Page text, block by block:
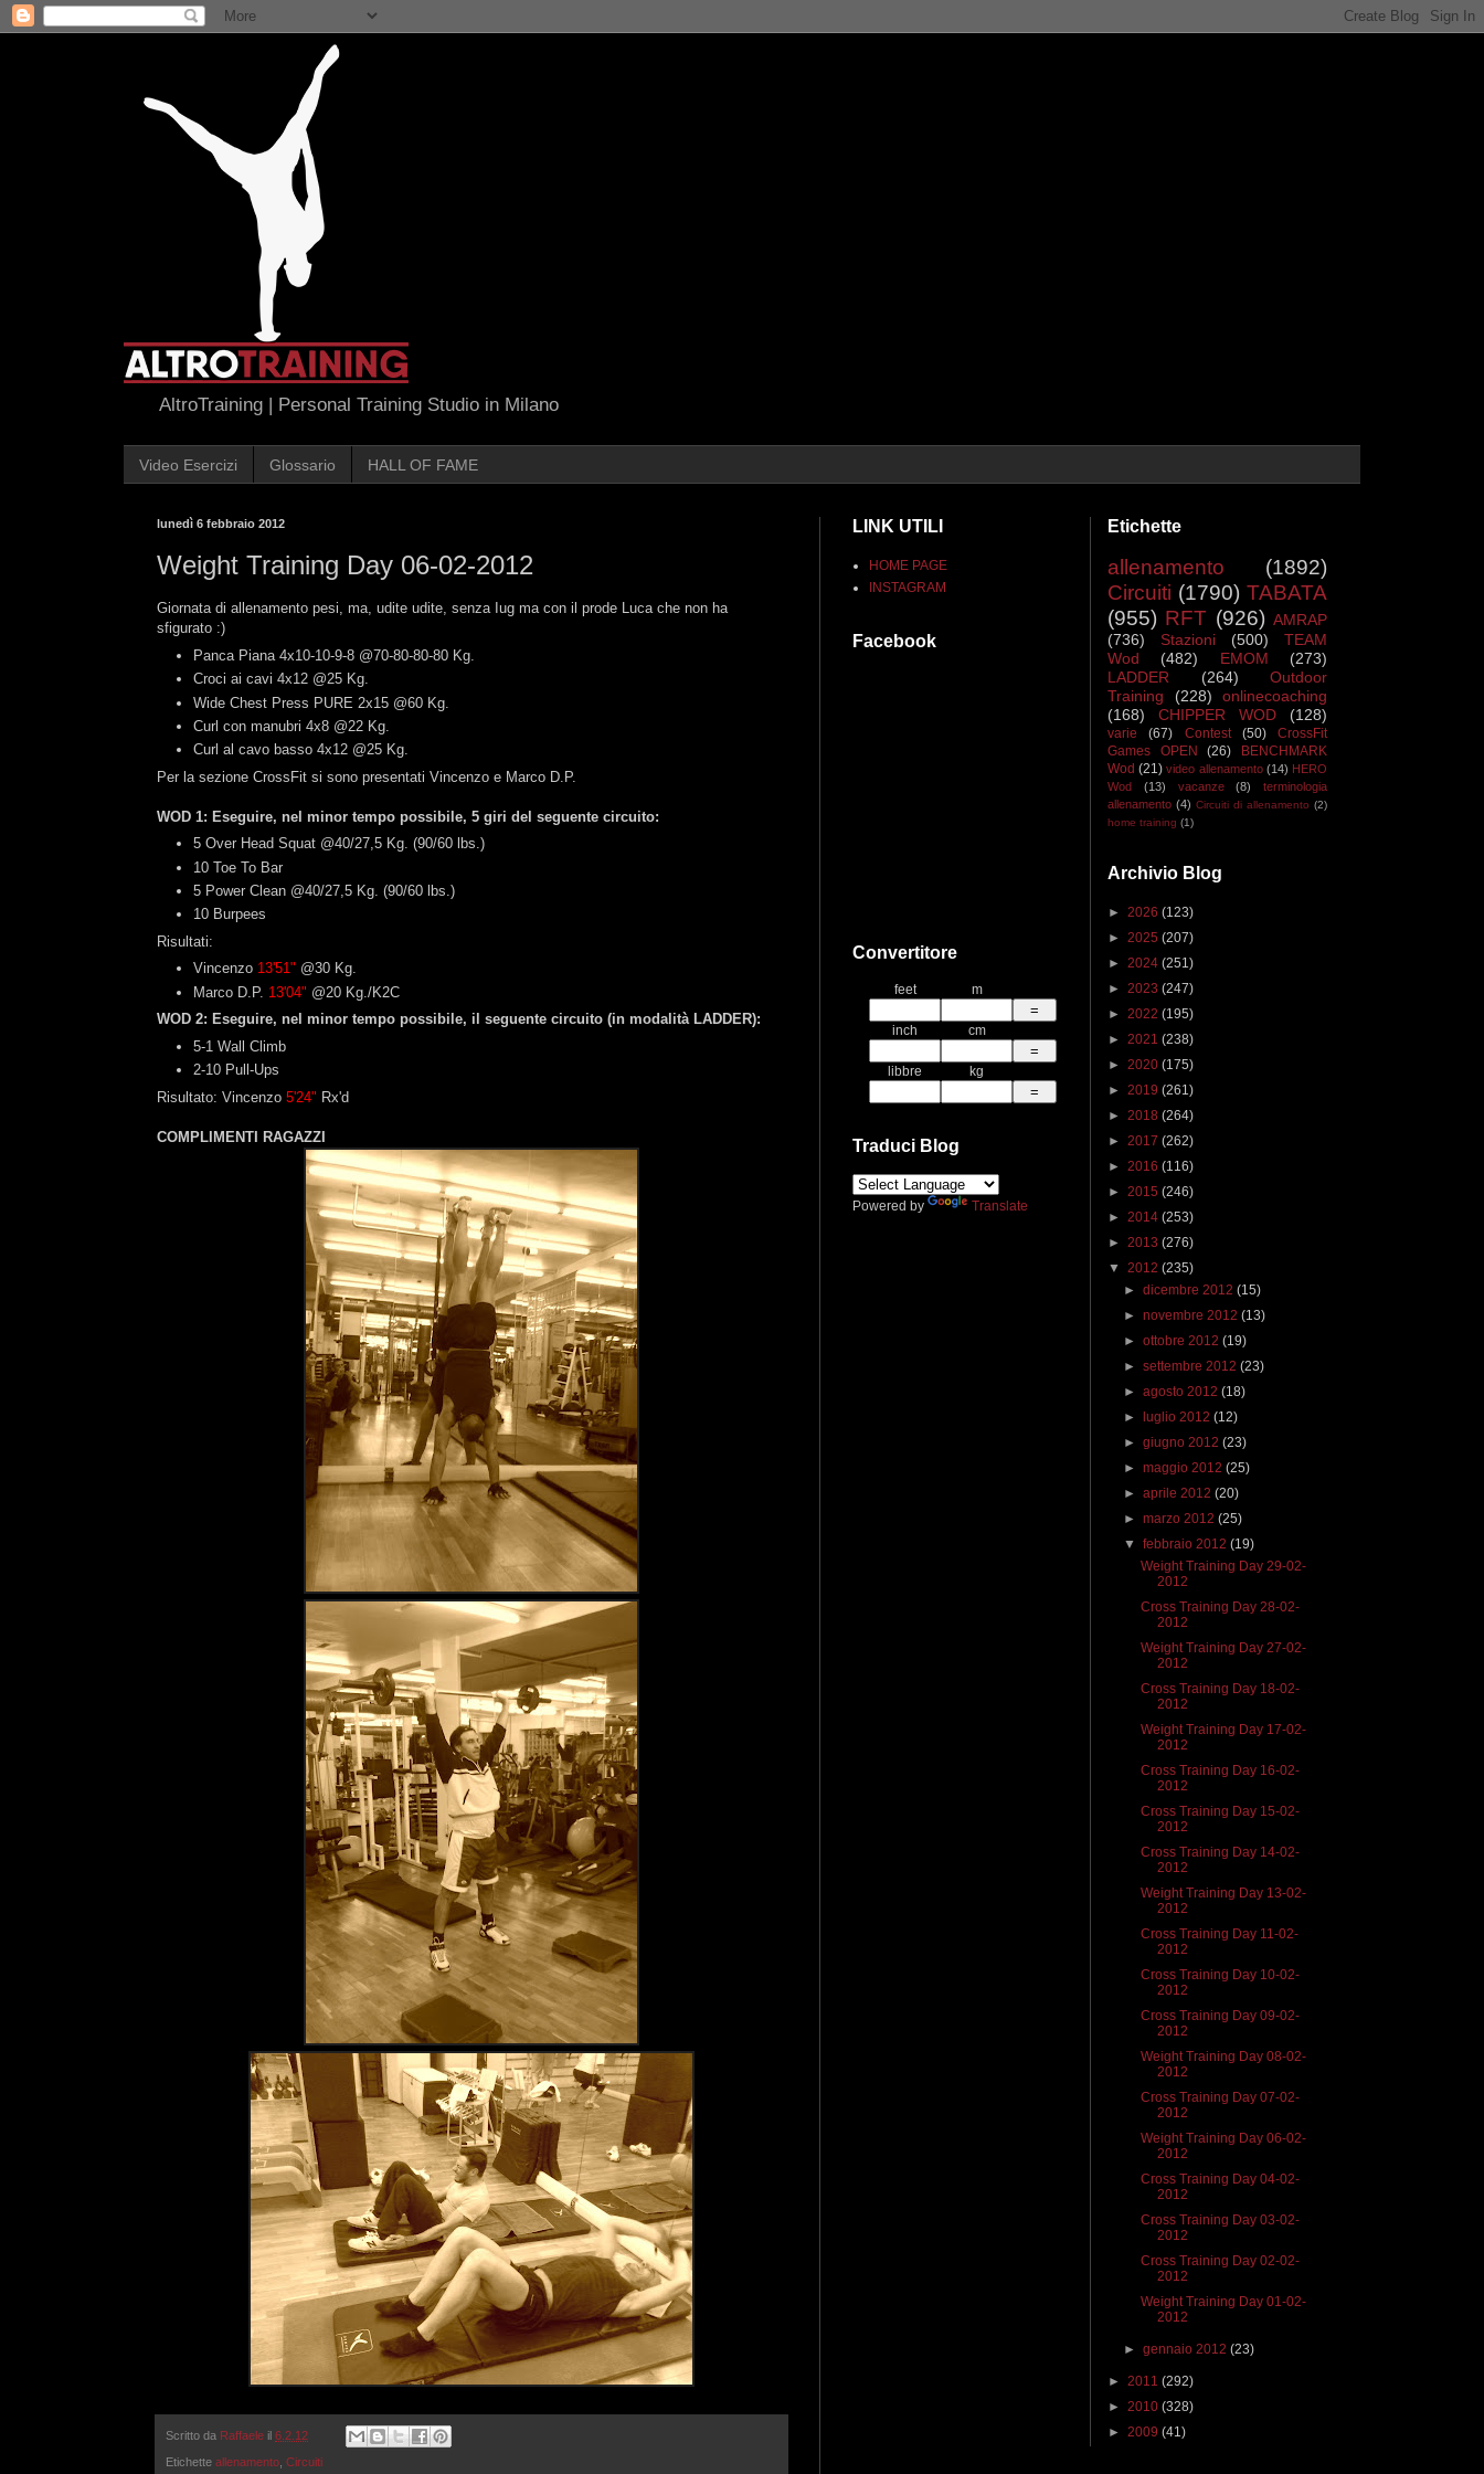
AltroTraining | Personal Training Studio in Milano
Video Esercizi Glossario HALL OF FAME
lunedì 6 febbraio 2012
Weight Training Day 06-02-2012
Giornata di allenamento pesi, ma, udite udite, senza Iug ma con il prode Luca che non ha
sfigurato :)
Panca Piana 4x10-10-9-8 @70-80-80-80 Kg.
Croci ai cavi 4x12 @25 Kg.
Wide Chest Press PURE 2x15 @60 Kg.
Curl con manubri 4x8 @22 Kg.
Curl al cavo basso 4x12 @25 Kg.
Per la sezione CrossFit si sono presentati Vincenzo e Marco D.P.
WOD 1: Eseguire, nel minor tempo possibile, 5 giri del seguente circuito:
5 Over Head Squat @40/27,5 Kg. (90/60 lbs.)
10 Toe To Bar
5 Power Clean @40/27,5 Kg. (90/60 lbs.)
10 Burpees
Risultati:
Vincenzo 13'51" @30 Kg.
Marco D.P. 13'04" @20 Kg./K2C
WOD 2: Eseguire, nel minor tempo possibile, il seguente circuito (in modalità LADDER):
5-1 Wall Climb
2-10 Pull-Ups
Risultato: Vincenzo 5'24" Rx'd
COMPLIMENTI RAGAZZI
Scritto da Raffaele il 6.2.12
Etichette allenamento Circuiti
LINK UTILI
HOME PAGE
INSTAGRAM
Facebook
Convertitore
feet m
inch cm
libbre kg
Traduci Blog
Powered by Translate
Etichette
allenamento
(1892)
Circuiti (1790) TABATA
(955) RFT (926) AMRAP
(736)
Stazioni (500)
TEAM
Wod
(482) EMOM
(273)
LADDER
(264)
Outdoor
Training
(228)
onlinecoaching
(168)
CHIPPER WOD (128)
varie (67) Contest (50)
CrossFit
Games OPEN
(26)
BENCHMARK
Wod (21) video allenamento (14) HERO
Wod
(13) vacanze (8)
terminologia
allenamento (4) Circuiti di allenamento (2)
home training (1)
Archivio Blog
► 2026 (123)
► 2025 (207)
► 2024 (251)
► 2023 (247)
► 2022 (195)
► 2021 (238)
► 2020 (175)
► 2019 (261)
► 2018 (264)
► 2017 (262)
► 2016 (116)
► 2015 (246)
► 2014 (253)
► 2013 (276)
▼ 2012 (235)
►dicembre 2012(15)
►novembre 2012(13)
►ottobre 2012(19)
►settembre 2012(23)
►agosto 2012(18)
►
luglio 2012(12)
►giugno 2012(23)
►maggio 2012(25)
►aprile 2012(20)
►marzo 2012(25)
▼febbraio 2012(19)
Weight Training Day 29-02-
2012
Cross Training Day 28-02-
2012
Weight Training Day 27-02-
2012
Cross Training Day 18-02-
2012
Weight Training Day 17-02-
2012
Cross Training Day 16-02-
2012
Cross Training Day 15-02-
2012
Cross Training Day 14-02-
2012
Weight Training Day 13-02-
2012
Cross Training Day 11-02-
2012
Cross Training Day 10-02-
2012
Cross Training Day 09-02-
2012
Weight Training Day 08-02-
2012
Cross Training Day 07-02-
2012
Weight Training Day 06-02-
2012
Cross Training Day 04-02-
2012
Cross Training Day 03-02-
2012
Cross Training Day 02-02-
2012
Weight Training Day 01-02-
2012
►gennaio 2012(23)
► 2011 (292)
► 2010 (328)
► 2009 (41)